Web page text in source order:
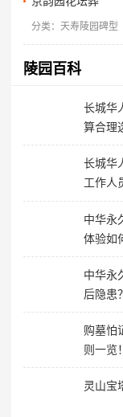
分类：天寿陵园碑型
陵园百科
长城华
算合理
长城华
工作人
中华永
体验如
中华永
后隐患？
购墓怕
则一览！
灵山宝